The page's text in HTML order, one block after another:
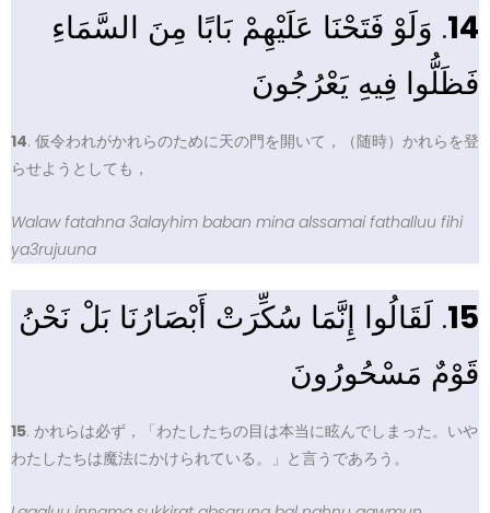
14. وَلَوْ فَتَحْنَا عَلَيْهِمْ بَابًا مِنَ السَّمَاءِ
فَظَلُّوا فِيهِ يَعْرُجُونَ
14. 仮令われがかれらのために天の門を開いて，（随時）かれらを登
らせようとしても，
Walaw fatahna 3alayhim baban mina alssamai fathalluu fihi
ya3rujuuna
15. لَقَالُوا إِنَّمَا سُكِّرَتْ أَبْصَارُنَا بَلْ نَحْنُ
قَوْمٌ مَسْحُورُونَ
15. かれらは必ず，「わたしたちの目は本当に眩んでしまった。いや
わたしたちは魔法にかけられている。」と言うであろう。